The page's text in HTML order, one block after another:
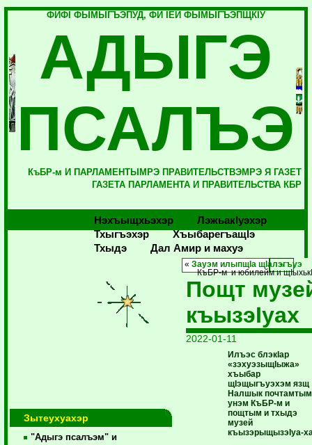
ФИФI ФЫМЫГЪЭПУД, ФИ IЕЙ ФЫМЫГЪЭПЩКIУ
АДЫГЭ
ПСАЛЪЭ
КъБР-м И ПАРЛАМЕНТЫМРЭ ПРАВИТЕЛЬСТВЭМРЭ Я ГАЗЕТ
ГАЗЕТА ПАРЛАМЕНТА И ПРАВИТЕЛЬСТВА КБР
Нэхъыщхьэхэр
Лэжьакlуэхэр
Тхыгъэхэр
Хъыбарегъащlэ
Тхыдэ
Дал Амир и махуэ
Зытеухуахэр
"Адыгэ псалъэм" и
«Зауэм илыпщIа щIалэгъуэ
КъБР-м и юбилейм и
Пощт
къызэIуах
2022-01-11
Илъэс блэкIар
«зэхуэзыщIыжа»
хъыбар
щIэщыгъуэхэм язщ
Налшык
унэм КъБР-м и
пощтым и тхыдэ
музей
къызэрыщызэIуа-